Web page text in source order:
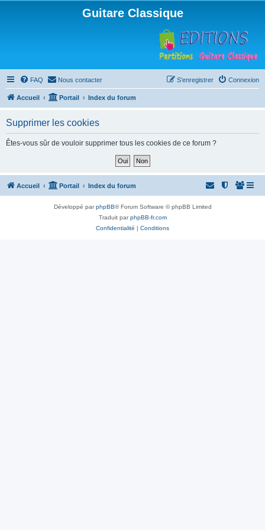
Guitare Classique
FAQ Nous contacter Connexion
S’enregistrer
Accueil Portail Index du forum
Supprimer les cookies
Êtes-vous sûr de vouloir supprimer tous les cookies de ce forum ?
Accueil Portail Index du forum
Développé parphpBB® Forum Software © phpBB Limited
Traduit parphpBB-fr.com
Confidentialité | Conditions